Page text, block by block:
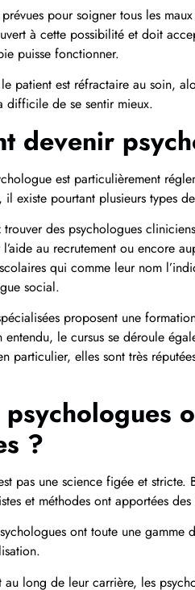
pour soigner tous les
à cette possibilité et doit
puisse fonctionner.
patient est réfractaire au soin,
difficile de se sentir mieux.
devenir
est particulièrement
il existe pourtant plusieurs types
des psychologues
au recrutement ou encore
qui comme leur nom
social.
proposent une
le cursus se déroule
particulier, elles sont très
psychologues
?
pas une science figée et
et méthodes ont apportées
ont toute une gamme
au long de leur carrière, les